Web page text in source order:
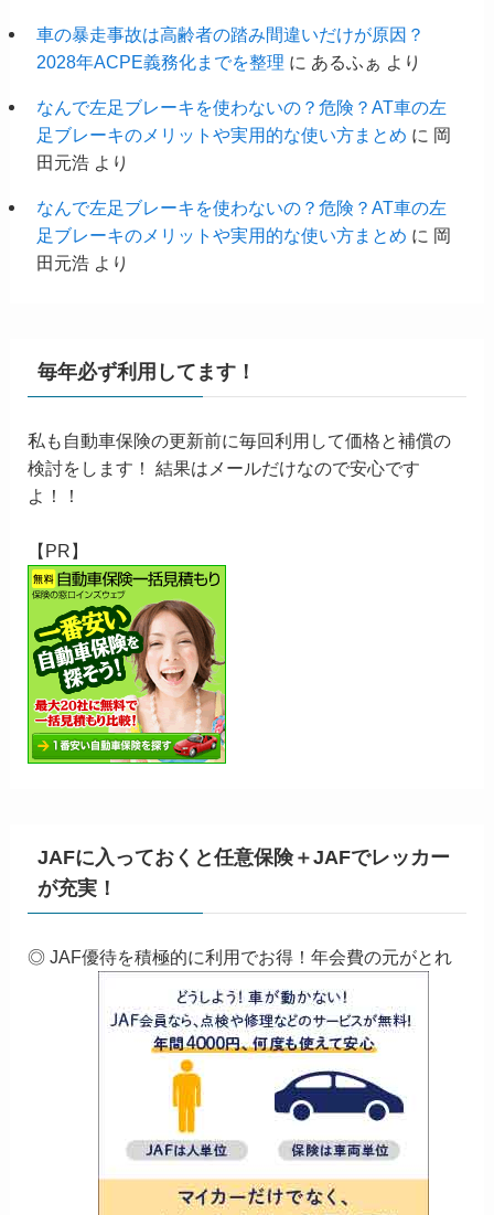
車の暴走事故は高齢者の踏み間違いだけが原因？
2028年ACPE義務化までを整理 に あるふぁ より
なんで左足ブレーキを使わないの？危険？AT車の左
足ブレーキのメリットや実用的な使い方まとめ に 岡
田元浩より
なんで左足ブレーキを使わないの？危険？AT車の左
足ブレーキのメリットや実用的な使い方まとめ に 岡
田元浩より
毎年必ず利用してます！
私も自動車保険の更新前に毎回利用して価格と補償の
検討をします！ 結果はメールだけなので安心です
よ！！
【PR】
JAFに入っておくと任意保険＋JAFでレッカー
が充実！
◎ JAF優待を積極的に利用でお得！年会費の元がとれ